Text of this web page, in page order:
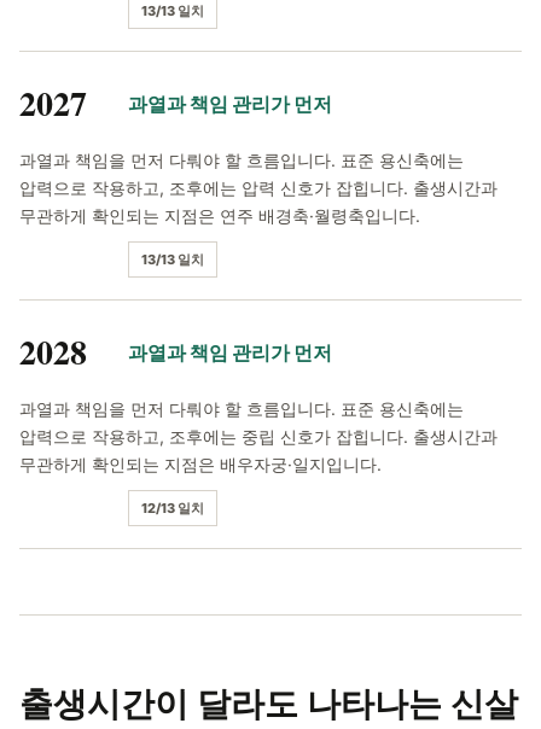
13/13 일치
2027 과열과 책임 관리가 먼저
과열과 책임을 먼저 다뤄야 할 흐름입니다. 표준 용신축에는
압력으로 작용하고, 조후에는 압력 신호가 잡힙니다. 출생시간과
무관하게 확인되는 지점은 연주 배경축·월령축입니다.
13/13 일치
2028 과열과 책임 관리가 먼저
과열과 책임을 먼저 다뤄야 할 흐름입니다. 표준 용신축에는
압력으로 작용하고, 조후에는 중립 신호가 잡힙니다. 출생시간과
무관하게 확인되는 지점은 배우자궁·일지입니다.
12/13 일치
출생시간이 달라도 나타나는 신살